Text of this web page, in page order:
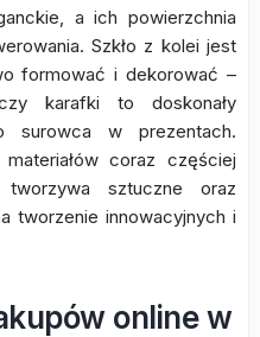
a ich powierzchnia
Szkło z kolei jest
formować i dekorować –
karafki to doskonały
surowca w prezentach.
coraz częściej
sztuczne oraz
tworzenie innowacyjnych i
online w